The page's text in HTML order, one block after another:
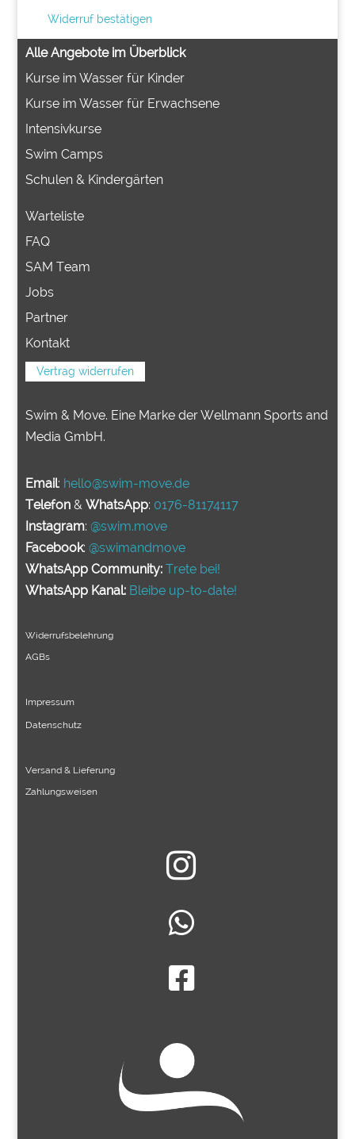
Widerruf bestätigen
Alle Angebote im Überblick
Kurse im Wasser für Kinder
Kurse im Wasser für Erwachsene
Intensivkurse
Swim Camps
Schulen & Kindergärten
Warteliste
FAQ
SAM Team
Jobs
Partner
Kontakt
Vertrag widerrufen
Swim & Move. Eine Marke der Wellmann Sports and
Media GmbH.
Email: hello@swim-move.de
Telefon &WhatsApp: 0176-81174117
Instagram: @swim.move
Facebook: @swimandmove
WhatsApp Community: Trete bei!
WhatsApp Kanal: Bleibe up-to-date!
Widerrufsbelehrung
AGBs
Impressum
Datenschutz
Versand & Lieferung
Zahlungsweisen


